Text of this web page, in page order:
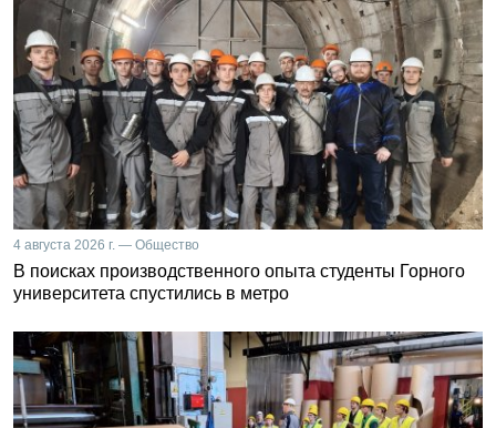
4 августа 2026 г. — Общество
В поисках производственного опыта студенты Горного
университета спустились в метро